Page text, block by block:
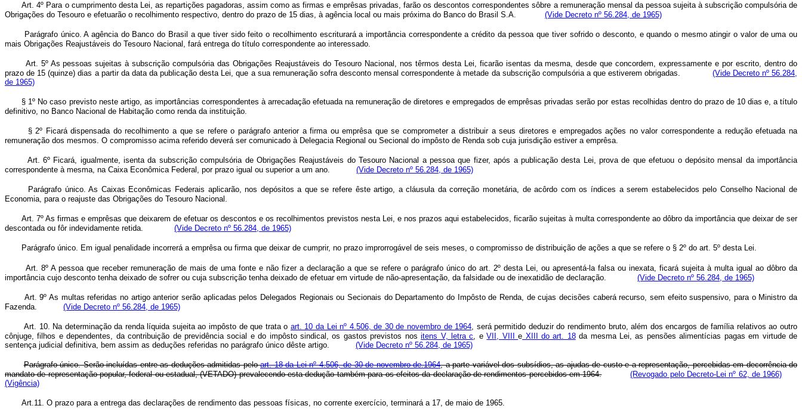
Art. 4º Para o cumprimento desta Lei, as repartições pagadoras, assim como as firmas e emprêsas privadas, farão os descontos correspondentes sôbre a remuneração mensal da pessoa sujeita à subscrição compulsória de
Obrigações do Tesouro e efetuarão o recolhimento respectivo, dentro do prazo de 15 dias, à agência local ou mais próxima do Banco do Brasil S.A. (Vide Decreto nº 56.284, de 1965)
Parágrafo único. A agência do Banco do Brasil a que tiver sido feito o recolhimento escriturará a importância correspondente a crédito da pessoa que tiver sofrido o desconto, e quando o mesmo atingir o valor de uma ou
mais Obrigações Reajustáveis do Tesouro Nacional, fará entrega do título correspondente ao interessado.
Art. 5º As pessoas sujeitas à subscrição compulsória das Obrigações Reajustáveis do Tesouro Nacional, nos têrmos desta Lei, ficarão isentas da mesma, desde que concordem, expressamente e por escrito, dentro do
prazo de 15 (quinze) dias a partir da data da publicação desta Lei, que a sua remuneração sofra desconto mensal correspondente à metade da subscrição compulsória a que estiverem obrigadas. (Vide Decreto nº 56.284,
de 1965)
§ 1º No caso previsto neste artigo, as importâncias correspondentes à arrecadação efetuada na remuneração de diretores e empregados de emprêsas privadas serão por estas recolhidas dentro do prazo de 10 dias e, a título
definitivo, no Banco Nacional de Habitação como renda da instituição.
§ 2º Ficará dispensada do recolhimento a que se refere o parágrafo anterior a firma ou emprêsa que se comprometer a distribuir a seus diretores e empregados ações no valor correspondente a redução efetuada na
remuneração dos mesmos. O compromisso acima referido deverá ser comunicado à Delegacia Regional ou Secional do impôsto de Renda sob cuja jurisdição estiver a emprêsa.
Art. 6º Ficará, igualmente, isenta da subscrição compulsória de Obrigações Reajustáveis do Tesouro Nacional a pessoa que fizer, após a publicação desta Lei, prova de que efetuou o depósito mensal da importância
correspondente à mesma, na Caixa Econômica Federal, por prazo igual ou superior a um ano. (Vide Decreto nº 56.284, de 1965)
Parágrafo único. As Caixas Econômicas Federais aplicarão, nos depósitos a que se refere êste artigo, a cláusula da correção monetária, de acôrdo com os índices a serem estabelecidos pelo Conselho Nacional de
Economia, para o reajuste das Obrigações do Tesouro Nacional.
Art. 7º As firmas e emprêsas que deixarem de efetuar os descontos e os recolhimentos previstos nesta Lei, e nos prazos aqui estabelecidos, ficarão sujeitas à multa correspondente ao dôbro da importância que deixar de ser
descontada ou fôr indevidamente retida. (Vide Decreto nº 56.284, de 1965)
Parágrafo único. Em igual penalidade incorrerá a emprêsa ou firma que deixar de cumprir, no prazo improrrogável de seis meses, o compromisso de distribuição de ações a que se refere o § 2º do art. 5º desta Lei.
Art. 8º A pessoa que receber remuneração de mais de uma fonte e não fizer a declaração a que se refere o parágrafo único do art. 2º desta Lei, ou apresentá-la falsa ou inexata, ficará sujeita à multa igual ao dôbro da
importância cujo desconto tenha deixado de sofrer ou cuja subscrição tenha deixado de efetuar em virtude de não-apresentação, da falsidade ou de inexatidão de declaração. (Vide Decreto nº 56.284, de 1965)
Art. 9º As multas referidas no artigo anterior serão aplicadas pelos Delegados Regionais ou Secionais do Departamento do Impôsto de Renda, de cujas decisões caberá recurso, sem efeito suspensivo, para o Ministro da
Fazenda. (Vide Decreto nº 56.284, de 1965)
Art. 10. Na determinação da renda líquida sujeita ao impôsto de que trata o art. 10 da Lei nº 4.506, de 30 de novembro de 1964, será permitido deduzir do rendimento bruto, além dos encargos de família relativos ao outro
cônjuge, filhos e dependentes, da contribuição de previdência social e do impôsto sindical, os gastos previstos nositens V, letra c, eVII, VIIIe XIII do art. 18da mesma Lei, as pensões alimentícias pagas em virtude de
sentença judicial definitiva, bem assim as deduções referidas no parágrafo único dêste artigo. (Vide Decreto nº 56.284, de 1965)
Parágrafo único. Serão incluídas entre as deduções admitidas peloart. 18 da Lei nº 4.506, de 30 de novembro de.1964, a parte variável dos subsídios, as ajudas de custo e a representação, percebidas em decorrência do
mandato de representação popular, federal ou estadual, (VETADO) prevalecendo esta dedução também para os efeitos da declaração de rendimentos percebidos em 1964.
(Revogado pelo Decreto-Lei nº 62, de 1966)
(Vigência)
Art.11. O prazo para a entrega das declarações de rendimento das pessoas físicas, no corrente exercício, terminará a 17, de maio de 1965.